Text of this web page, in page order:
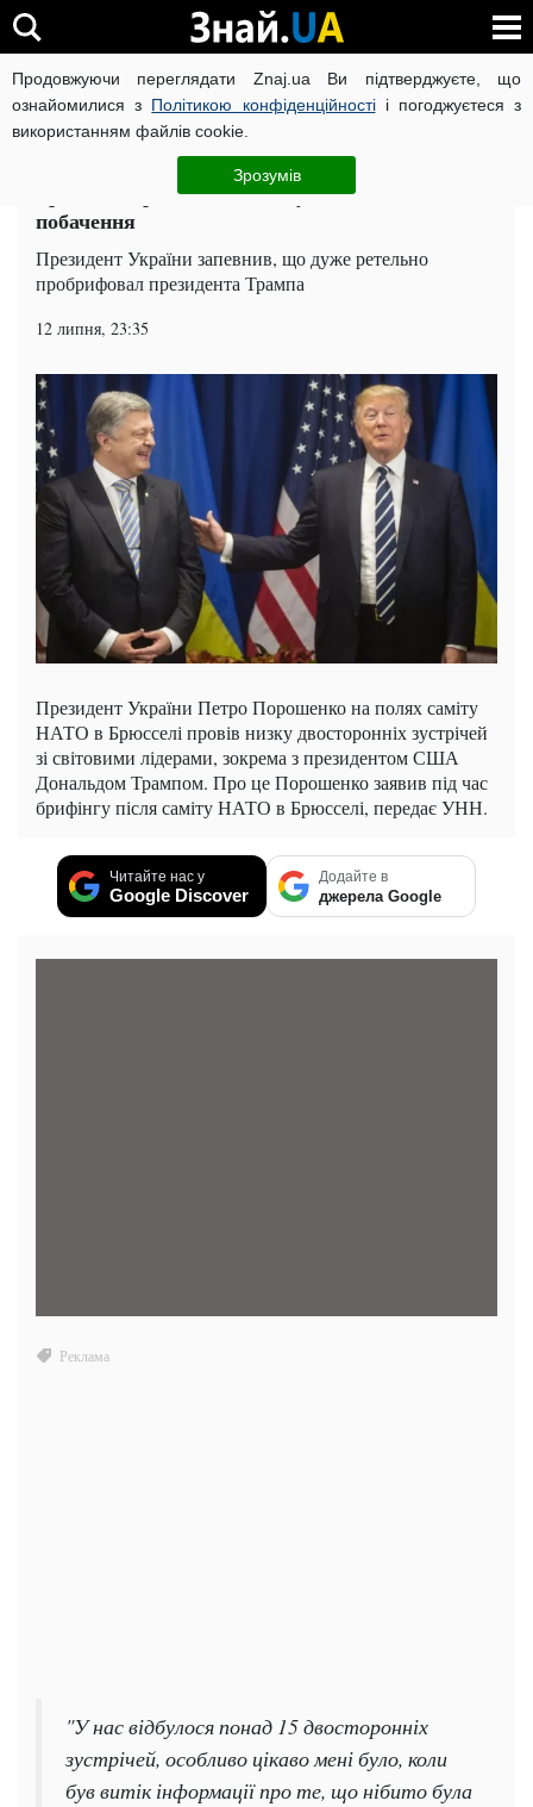
Продовжуючи переглядати Znaj.ua Ви підтверджуєте, що
ознайомилися з Політикою конфіденційностіі погоджуєтеся з
використанням файлів cookie.
Зрозумів
ВІЙНА РОСІЇ ПРОТИ УКРАЇНИ КОРОНАВІРУС В УКРАЇНІ
Політика ЧИТАТЬ НА РУССКОМ
Трамп і Порошенко влаштували таємне
побачення
Президент України запевнив, що дуже ретельно
пробрифовал президента Трампа
12 липня, 23:35
Президент України Петро Порошенко на полях саміту
НАТО в Брюсселі провів низку двосторонніх зустрічей
зі світовими лідерами, зокрема з президентом США
Дональдом Трампом. Про це Порошенко заявив під час
брифінгу після саміту НАТО в Брюсселі, передає УНН.
Читайте нас у
Google Discover
Додайте в
джерела Google
"У нас відбулося понад 15 двосторонніх
зустрічей, особливо цікаво мені було, коли
був витік інформації про те, що нібито була